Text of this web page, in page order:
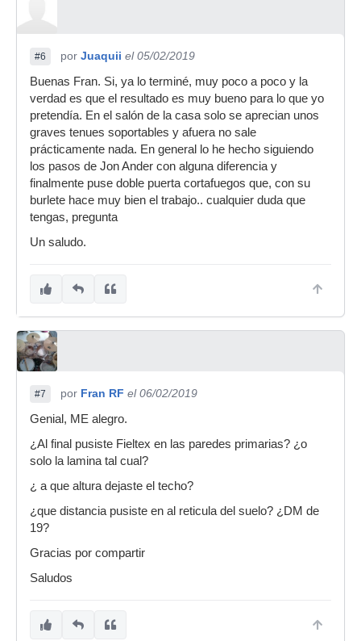
#6 por Juaquii el 05/02/2019
Buenas Fran. Si, ya lo terminé, muy poco a poco y la
verdad es que el resultado es muy bueno para lo que yo
pretendía. En el salón de la casa solo se aprecian unos
graves tenues soportables y afuera no sale
prácticamente nada. En general lo he hecho siguiendo
los pasos de Jon Ander con alguna diferencia y
finalmente puse doble puerta cortafuegos que, con su
burlete hace muy bien el trabajo.. cualquier duda que
tengas, pregunta
Un saludo.
#7 por Fran RF el 06/02/2019
Genial, ME alegro.
¿Al final pusiste Fieltex en las paredes primarias? ¿o
solo la lamina tal cual?
¿ a que altura dejaste el techo?
¿que distancia pusiste en al reticula del suelo? ¿DM de
19?
Gracias por compartir
Saludos